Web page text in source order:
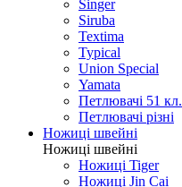
Singer
Siruba
Textima
Typical
Union Special
Yamata
Петлювачі 51 кл.
Петлювачі різні
Ножиці швейні
Ножиці швейні
Ножиці Tiger
Ножиці Jin Cai